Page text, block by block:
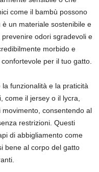
come il bambù possono
un materiale sostenibile e
odori sgradevoli e
morbido e
per il tuo gatto.
funzionalità e la praticità
come il jersey o il lycra,
consentendo al
restrizioni. Questi
di abbigliamento come
bene al corpo del gatto